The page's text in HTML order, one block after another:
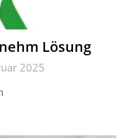
Lösung
2025